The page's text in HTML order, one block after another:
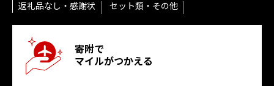
返礼品なし・感謝状
セット類・その他
寄附で
マイルがつかえる